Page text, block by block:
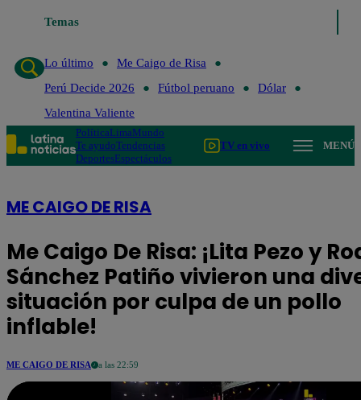
Temas
Lo último
Lo último
Me Caigo de Risa
Perú Decide 2026
Fútbol peruano
Dólar
Valentina Valiente
PolíticaLimaMundo
Te ayudoTendencias
DeportesEspectáculos
TV en vivo MENÚ
ME CAIGO DE RISA
Me Caigo De Risa: ¡Lita Pezo y
Sánchez Patiño vivieron una
situación por culpa de un pollo
inflable!
ME CAIGO DE RISA a las 22:59